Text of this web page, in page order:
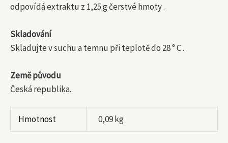
odpovídá extraktu z 1,25 g čerstvé hmoty .
Skladování
Skladujte v suchu a temnu při teplotě do 28 ° C .
Země původu
Česká republika.
Hmotnost 0,09 kg